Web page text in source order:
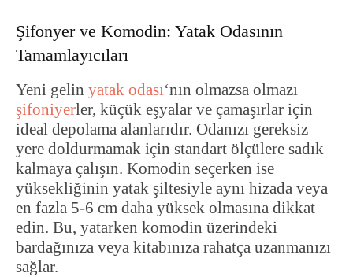
Şifonyer ve Komodin: Yatak Odasının
Tamamlayıcıları
Yeni gelin yatak odası‘nın olmazsa olmazı
şifoniyerler, küçük eşyalar ve çamaşırlar için
ideal depolama alanlarıdır. Odanızı gereksiz
yere doldurmamak için standart ölçülere sadık
kalmaya çalışın. Komodin seçerken ise
yüksekliğinin yatak şiltesiyle aynı hizada veya
en fazla 5-6 cm daha yüksek olmasına dikkat
edin. Bu, yatarken komodin üzerindeki
bardağınıza veya kitabınıza rahatça uzanmanızı
sağlar.